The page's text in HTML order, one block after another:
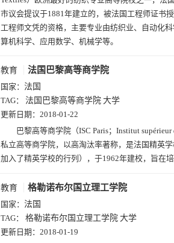
市议会提议于1881年建立的，被法国工程师证书
工程师文凭的资格，主要专业由纺织业、自动化
算机科学、应用数学、机械学等。
教育 法国巴黎高等商学院
国家： 法国
TAG： 法国巴黎高等商学院 大学
更新日期： 2018-01-22
巴黎高等商学院（ISC Paris；Institut
私立高等商学院，以高淘汰率著称，是法国精英
加入了精英学校的行列），于1962年建校，旨在
教育 格勒诺布尔国立理工学院
国家： 法国
TAG： 格勒诺布尔国立理工学院 大学
更新日期： 2018-01-19